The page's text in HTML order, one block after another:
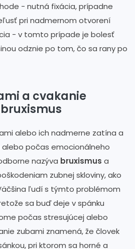
- nutná fixácia, prípadne
pri nadmernom otvorení
- v tomto prípade je bolesť
odznie po tom, čo sa rany po
a cvakanie
alebo ich nadmerne zatína a
alebo počas emocionálneho
nazýva bruxismus a
zubnej skloviny, ako
ľudí s týmto problémom
sa buď deje v spánku
počas stresujúcej alebo
zubami znamená, že človek
pri ktorom sa horné a